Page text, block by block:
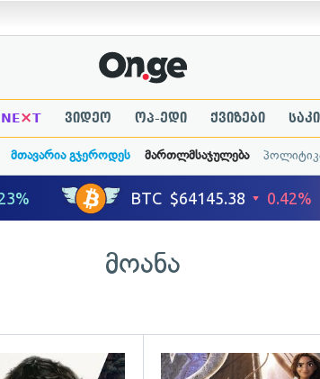
NE×T ვიდეო ოპ-ედი ქვიზები
მთავარია გჯეროდეს მართლმსაჯულება
მოანა
გადახედვა